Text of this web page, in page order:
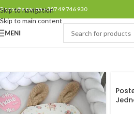
Skip to navigation
Skip to main content
Pozovite nas na +387 49 746 930
MENI